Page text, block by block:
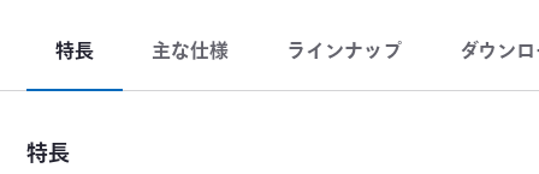
特長 主な仕様 ラインナップ ダウン
特長